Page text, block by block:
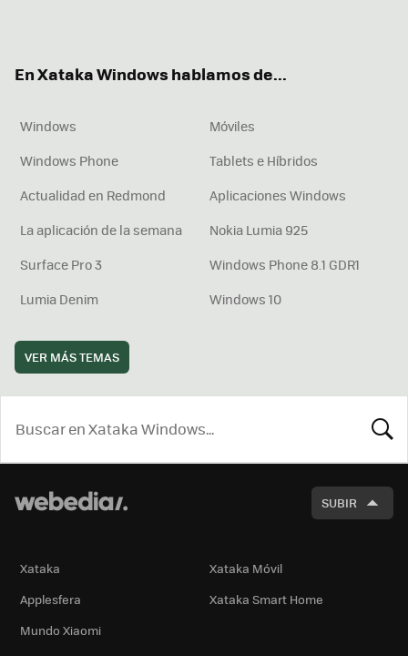
En Xataka Windows hablamos de...
Windows
Móviles
Windows Phone
Tablets e Híbridos
Actualidad en Redmond
Aplicaciones Windows
La aplicación de la semana
Nokia Lumia 925
Surface Pro 3
Windows Phone 8.1 GDR1
Lumia Denim
Windows 10
VER MÁS TEMAS
SUBIR
Xataka
Xataka Móvil
Applesfera
Xataka Smart Home
Mundo Xiaomi